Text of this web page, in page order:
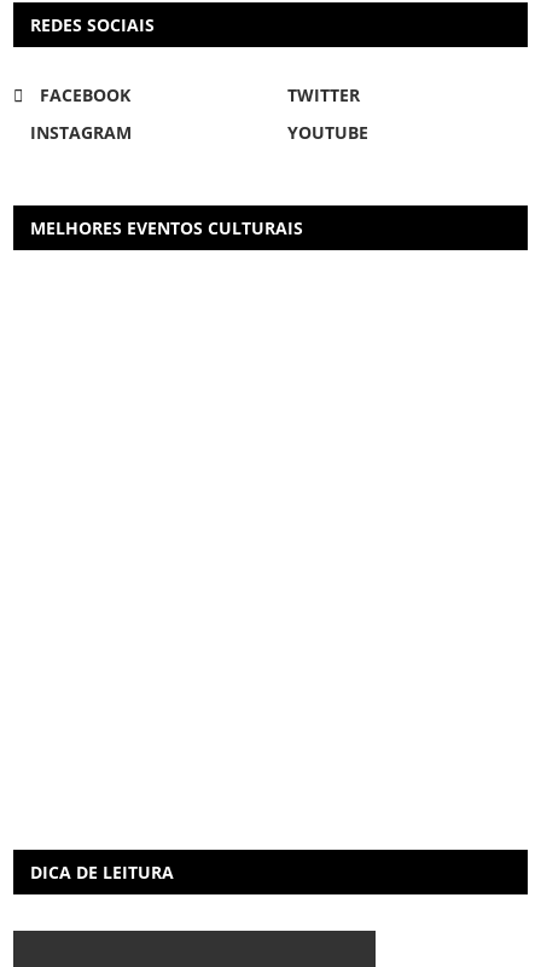
REDES SOCIAIS
FACEBOOK
TWITTER
INSTAGRAM
YOUTUBE
MELHORES EVENTOS CULTURAIS
DICA DE LEITURA